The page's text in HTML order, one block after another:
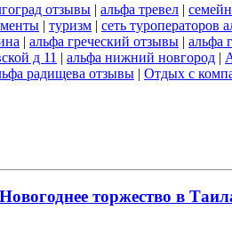
отзывы | альфа тревел |
| туризм | сеть туроператоров
| альфа греческий отзывы | альфа
д 11 | альфа нижний новгород |
радищева отзывы | Отдых с
торжество в